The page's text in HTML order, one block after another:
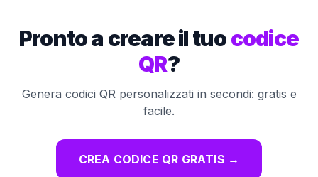
Pronto a creare il tuocodice
QR?
Genera codici QR personalizzati in secondi: gratis e
facile.
CREA CODICE QR GRATIS →